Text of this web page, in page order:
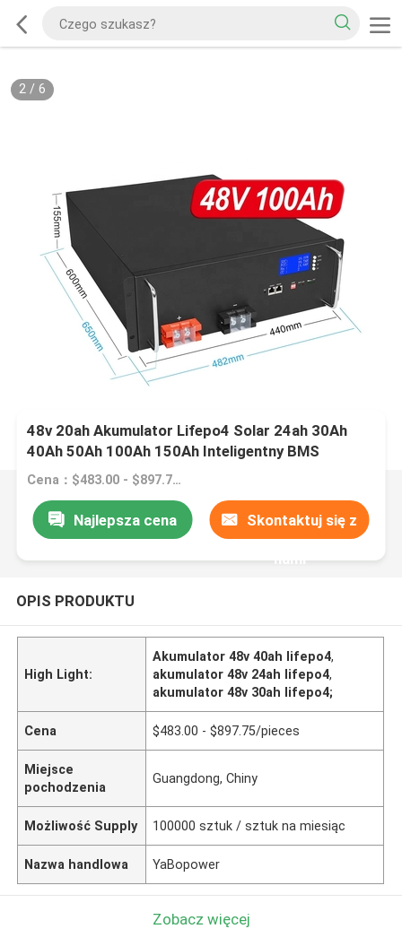
2/ 6
48v 20ah Akumulator Lifepo4 Solar 24ah 30Ah
40Ah 50Ah 100Ah 150Ah Inteligentny BMS
Cena：$483.00 - $897.75/pieces
Najlepsza cena Skontaktuj się z
nami
OPIS PRODUKTU
High Light:
Akumulator 48v 40ah lifepo4,
akumulator 48v 24ah lifepo4,
akumulator 48v 30ah lifepo4;
Cena $483.00 - $897.75/pieces
Miejsce
pochodzenia
Guangdong, Chiny
Możliwość Supply 100000 sztuk / sztuk na miesiąc
Nazwa handlowa YaBopower
Zobacz więcej